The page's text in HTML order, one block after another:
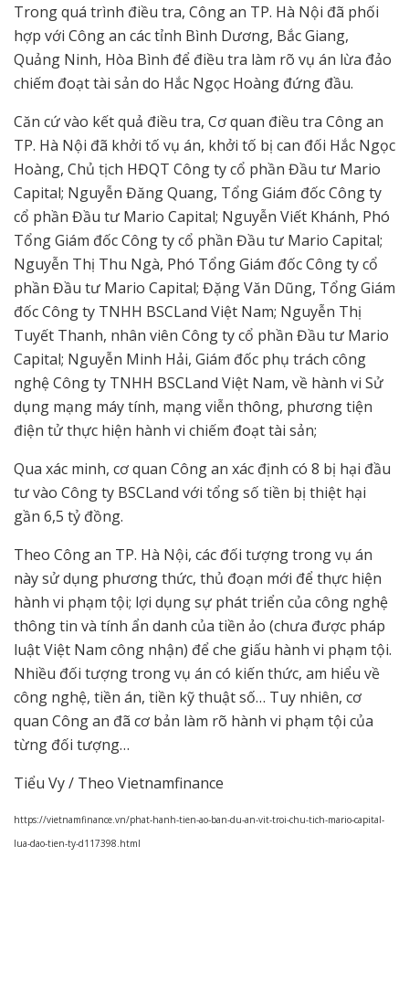
Trong quá trình điều tra, Công an TP. Hà Nội đã phối
hợp với Công an các tỉnh Bình Dương, Bắc Giang,
Quảng Ninh, Hòa Bình để điều tra làm rõ vụ án lừa đảo
chiếm đoạt tài sản do Hắc Ngọc Hoàng đứng đầu.
Căn cứ vào kết quả điều tra, Cơ quan điều tra Công an
TP. Hà Nội đã khởi tố vụ án, khởi tố bị can đối Hắc Ngọc
Hoàng, Chủ tịch HĐQT Công ty cổ phần Đầu tư Mario
Capital; Nguyễn Đăng Quang, Tổng Giám đốc Công ty
cổ phần Đầu tư Mario Capital; Nguyễn Viết Khánh, Phó
Tổng Giám đốc Công ty cổ phần Đầu tư Mario Capital;
Nguyễn Thị Thu Ngà, Phó Tổng Giám đốc Công ty cổ
phần Đầu tư Mario Capital; Đặng Văn Dũng, Tổng Giám
đốc Công ty TNHH BSCLand Việt Nam; Nguyễn Thị
Tuyết Thanh, nhân viên Công ty cổ phần Đầu tư Mario
Capital; Nguyễn Minh Hải, Giám đốc phụ trách công
nghệ Công ty TNHH BSCLand Việt Nam, về hành vi Sử
dụng mạng máy tính, mạng viễn thông, phương tiện
điện tử thực hiện hành vi chiếm đoạt tài sản;
Qua xác minh, cơ quan Công an xác định có 8 bị hại đầu
tư vào Công ty BSCLand với tổng số tiền bị thiệt hại
gần 6,5 tỷ đồng.
Theo Công an TP. Hà Nội, các đối tượng trong vụ án
này sử dụng phương thức, thủ đoạn mới để thực hiện
hành vi phạm tội; lợi dụng sự phát triển của công nghệ
thông tin và tính ẩn danh của tiền ảo (chưa được pháp
luật Việt Nam công nhận) để che giấu hành vi phạm tội.
Nhiều đối tượng trong vụ án có kiến thức, am hiểu về
công nghệ, tiền án, tiền kỹ thuật số… Tuy nhiên, cơ
quan Công an đã cơ bản làm rõ hành vi phạm tội của
từng đối tượng…
Tiểu Vy / Theo Vietnamfinance
https://vietnamfinance.vn/phat-hanh-tien-ao-ban-du-an-vit-troi-chu-tich-mario-capital-
lua-dao-tien-ty-d117398.html